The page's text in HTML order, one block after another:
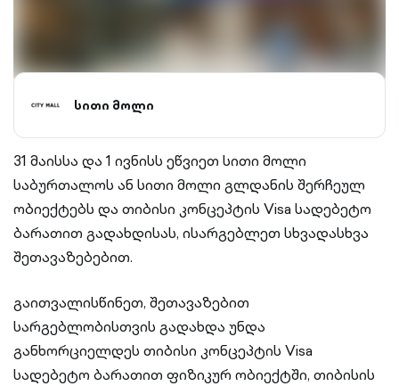
სითი მოლი
31 მაისსა და 1 ივნისს ეწვიეთ სითი მოლი
საბურთალოს ან სითი მოლი გლდანის შერჩეულ
ობიექტებს და თიბისი კონცეპტის Visa სადებეტო
ბარათით გადახდისას, ისარგებლეთ სხვადასხვა
შეთავაზებებით.
გაითვალისწინეთ, შეთავაზებით
სარგებლობისთვის გადახდა უნდა
განხორციელდეს თიბისი კონცეპტის Visa
სადებეტო ბარათით ფიზიკურ ობიექტში, თიბისის